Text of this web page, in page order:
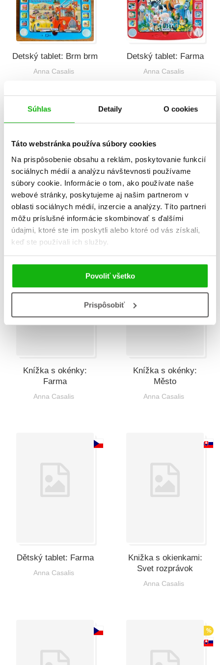
Súhlas Detaily O cookies
Táto webstránka používa súbory cookies
Na prispôsobenie obsahu a reklám, poskytovanie funkcií
sociálnych médií a analýzu návštevnosti používame
súbory cookie. Informácie o tom, ako používate naše
webové stránky, poskytujeme aj našim partnerom v
oblasti sociálnych médií, inzercie a analýzy. Títo partneri
môžu príslušné informácie skombinovať s ďalšími
údajmi, ktoré ste im poskytli alebo ktoré od vás získali,
keď ste používali ich služby.
Povoliť všetko
Prispôsobiť
Detský tablet: Brm brm
Anna Casalis
Detský tablet: Farma
Anna Casalis
Knižka s okienkami:
Farma
Anna Casalis
Knižka s okienkami:
Mesto
Anna Casalis
Knížka s okénky:
Farma
Anna Casalis
Knížka s okénky:
Město
Anna Casalis
Dětský tablet: Farma
Anna Casalis
Knižka s okienkami:
Svet rozprávok
Anna Casalis
%